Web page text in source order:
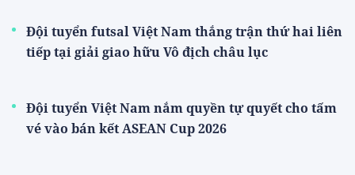
Đội tuyển futsal Việt Nam thắng trận thứ hai liên
tiếp tại giải giao hữu Vô địch châu lục
Đội tuyển Việt Nam nắm quyền tự quyết cho tấm
vé vào bán kết ASEAN Cup 2026